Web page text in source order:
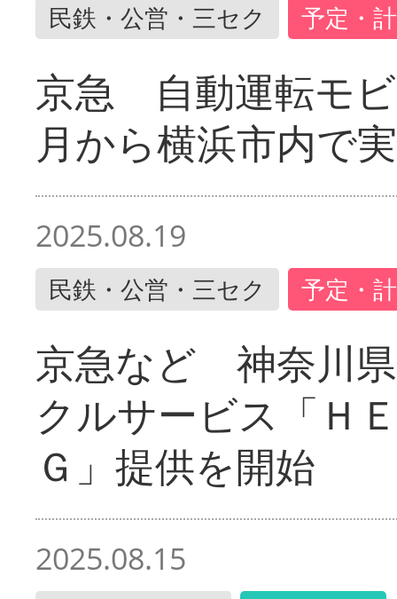
民鉄・公営・三セク 予定・
京急 自動運転モ
月から横浜市内で
2025.08.19
民鉄・公営・三セク 予定・
京急など 神奈川
クルサービス「Ｈ
Ｇ」提供を開始
2025.08.15